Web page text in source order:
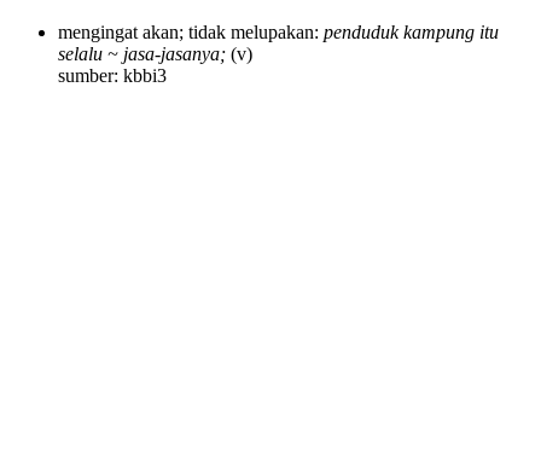
mengingat akan; tidak melupakan: penduduk kampung itu
selalu ~ jasa-jasanya; (v)
sumber: kbbi3